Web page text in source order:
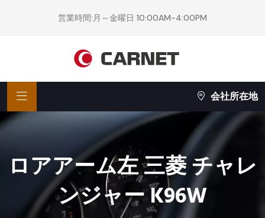
営業時間:月～金曜日 10:00AM-4:00PM
会社所在地
ロアアーム左 三菱 チャレ
ンジャー K96W